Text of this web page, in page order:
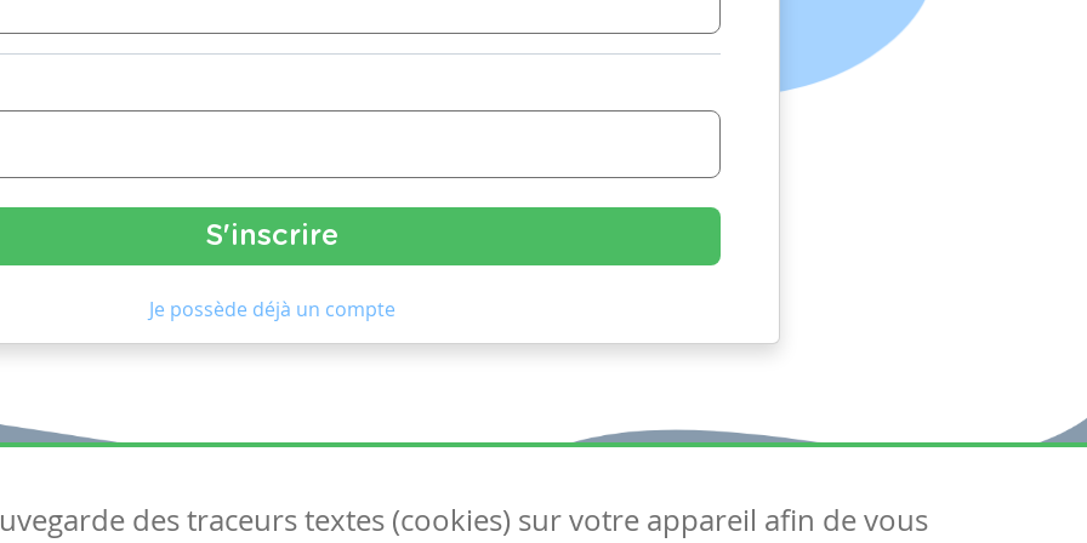
Je possède déjà un compte
Articles Suivez-nous
des traceurs textes (cookies) sur votre appareil afin de vous